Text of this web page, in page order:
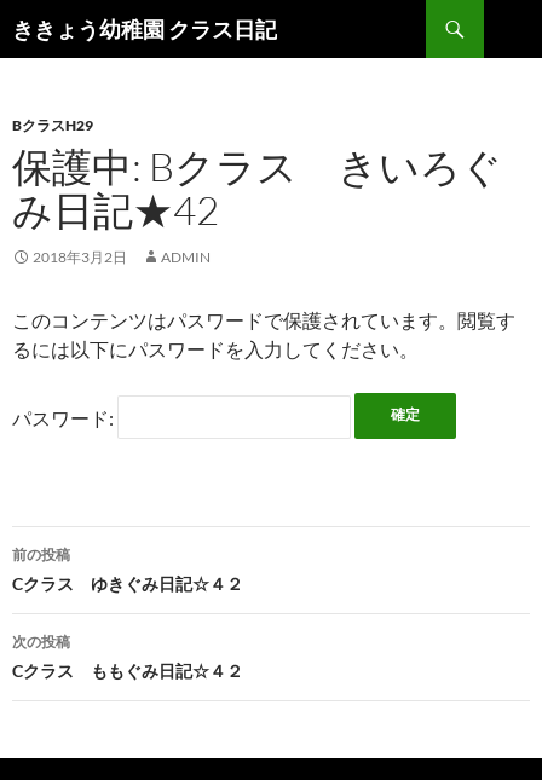
ききょう幼稚園 クラス日記
索
ン
ツ
へ
ス
キ
ッ
BクラスH29
保護中: Bクラス きいろぐ
み日記★42
2018年3月2日 ADMIN
このコンテンツはパスワードで保護されています。閲覧す
るには以下にパスワードを入力してください。
パスワード:
投
稿
ナ
ゲ
前の投稿
Cクラス ゆきぐみ日記☆４２
次の投稿
Cクラス ももぐみ日記☆４２